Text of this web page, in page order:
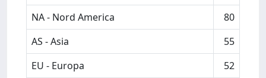
NA - Nord America
80
AS - Asia
55
EU - Europa
52